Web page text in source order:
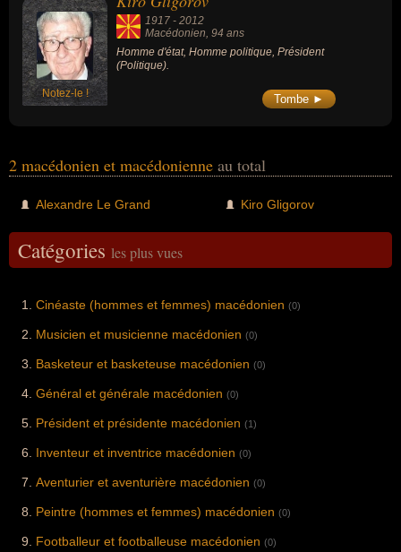
Notez-le !
1917 - 2012
Macédonien , 94 ans
Homme d'état, Homme politique, Président
(Politique).
Tombe ►
2 macédonien et macédonienne au total
Alexandre Le Grand Kiro Gligorov
Catégories les plus vues
Cinéaste (hommes et femmes) macédonien (0)
Musicien et musicienne macédonien (0)
Basketeur et basketeuse macédonien (0)
Général et générale macédonien (0)
Président et présidente macédonien (1)
Inventeur et inventrice macédonien (0)
Aventurier et aventurière macédonien (0)
Peintre (hommes et femmes) macédonien (0)
Footballeur et footballeuse macédonien (0)